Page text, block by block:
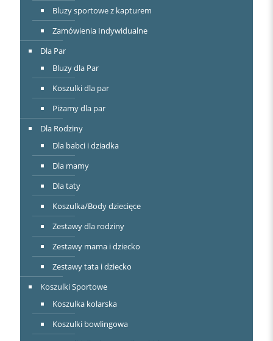
Bluzy sportowe z kapturem
Zamówienia Indywidualne
Dla Par
Bluzy dla Par
Koszulki dla par
Piżamy dla par
Dla Rodziny
Dla babci i dziadka
Dla mamy
Dla taty
Koszulka/Body dziecięce
Zestawy dla rodziny
Zestawy mama i dziecko
Zestawy tata i dziecko
Koszulki Sportowe
Koszulka kolarska
Koszulki bowlingowa